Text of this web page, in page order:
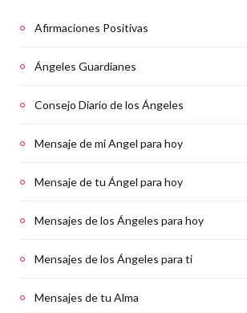
Afirmaciones Positivas
Ángeles Guardianes
Consejo Diario de los Ángeles
Mensaje de mi Angel para hoy
Mensaje de tu Ángel para hoy
Mensajes de los Ángeles para hoy
Mensajes de los Ángeles para ti
Mensajes de tu Alma